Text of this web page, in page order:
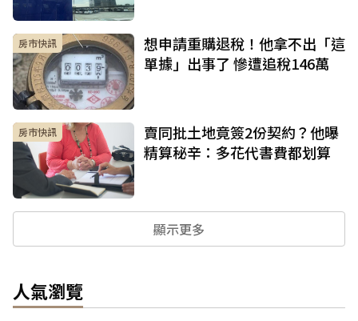
房市快訊
想申請重購退稅！他拿不出「這
單據」出事了 慘遭追稅146萬
房市快訊
賣同批土地竟簽2份契約？他曝
精算秘辛：多花代書費都划算
顯示更多
人氣瀏覽